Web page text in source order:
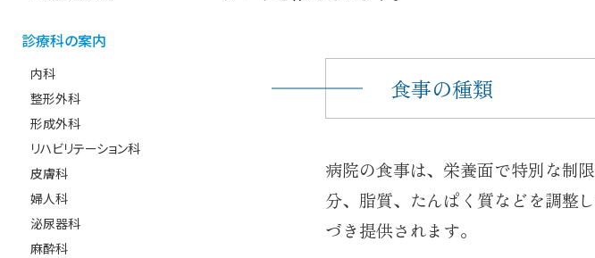
診療科の案内
内科
整形外科
形成外科
リハビリテーション科
皮膚科
婦人科
泌尿器科
麻酔科
食事の種類
病院の食事は、栄養面で特別な制
分、脂質、たんぱく質などを調整
づき提供されます。